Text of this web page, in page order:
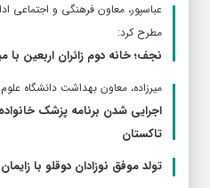
عباسپور، معاون فرهنگی و اجتماعی
مطرح كرد:
نجف؛ خانه دوم زائران اربعین
ميرزاده، معاون بهداشت دانشگاه
اجرایی شدن برنامه پزشک
تاکستان
تولد موفق نوزادان دوقلو با